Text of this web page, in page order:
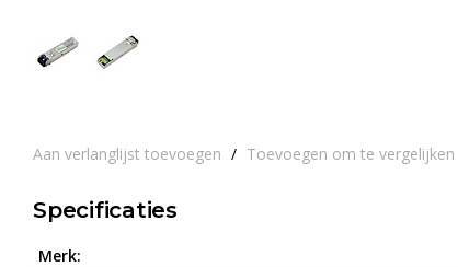
Aan verlanglijst toevoegen / Toevoegen om te vergelijken
Specificaties
Merk: